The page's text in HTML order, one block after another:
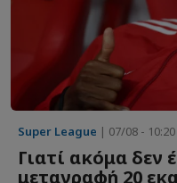
Super League | 07/08 - 10:20
Γιατί ακόμα δεν
μεταγραφή 20